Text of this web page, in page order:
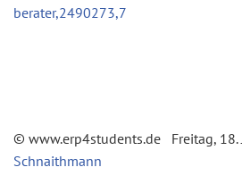
berater,2490273,7
© www.erp4students.de Freitag, 18.
Schnaithmann